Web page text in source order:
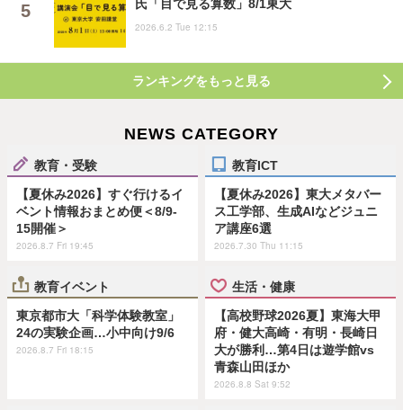
氏「目で見る算数」8/1東大
2026.6.2 Tue 12:15
ランキングをもっと見る
NEWS CATEGORY
教育・受験
【夏休み2026】すぐ行けるイ
ベント情報おまとめ便＜8/9-
15開催＞
2026.8.7 Fri 19:45
教育ICT
【夏休み2026】東大メタバー
ス工学部、生成AIなどジュニ
ア講座6選
2026.7.30 Thu 11:15
教育イベント
東京都市大「科学体験教室」
24の実験企画…小中向け9/6
2026.8.7 Fri 18:15
生活・健康
【高校野球2026夏】東海大甲
府・健大高崎・有明・長崎日
大が勝利…第4日は遊学館vs
青森山田ほか
2026.8.8 Sat 9:52